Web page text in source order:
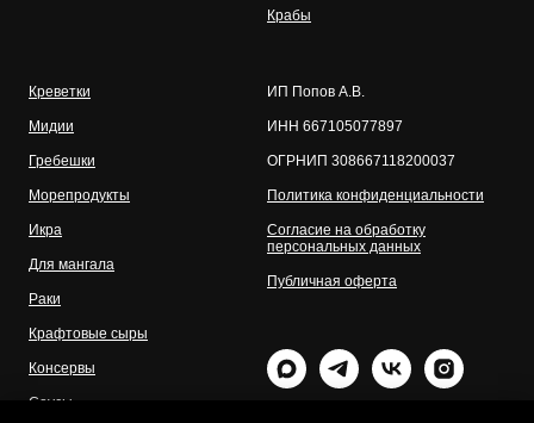
Крабы
Креветки
Мидии
Гребешки
Морепродукты
Икра
Для мангала
Раки
Крафтовые сыры
Консервы
Соусы
ИП Попов А.В.
ИНН 667105077897
ОГРНИП 308667118200037
Политика конфиденциальности
Согласие на обработку
персональных данных
Публичная оферта